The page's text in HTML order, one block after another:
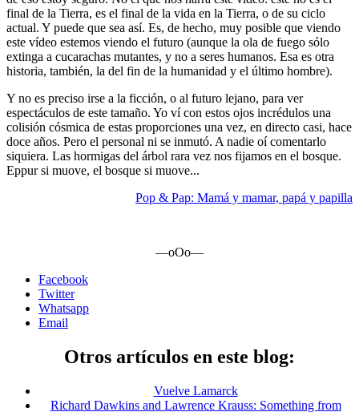
final de la Tierra, es el final de la vida en la Tierra, o de su ciclo
actual. Y puede que sea así. Es, de hecho, muy posible que viendo
este vídeo estemos viendo el futuro (aunque la ola de fuego sólo
extinga a cucarachas mutantes, y no a seres humanos. Esa es otra
historia, también, la del fin de la humanidad y el último hombre).
Y no es preciso irse a la ficción, o al futuro lejano, para ver
espectáculos de este tamaño. Yo ví con estos ojos incrédulos una
colisión cósmica de estas proporciones una vez, en directo casi, hace
doce años. Pero el personal ni se inmutó. A nadie oí comentarlo
siquiera. Las hormigas del árbol rara vez nos fijamos en el bosque.
Eppur si muove, el bosque si muove...
Pop & Pap: Mamá y mamar, papá y papilla
—oOo—
Facebook
Twitter
Whatsapp
Email
Otros artículos en este blog:
Vuelve Lamarck
Richard Dawkins and Lawrence Krauss: Something from